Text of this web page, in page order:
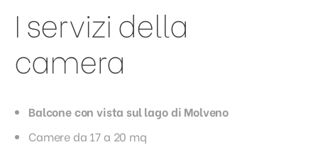
I servizi della
camera
Balcone con vista sul lago di Molveno
Camere da 17 a 20 mq